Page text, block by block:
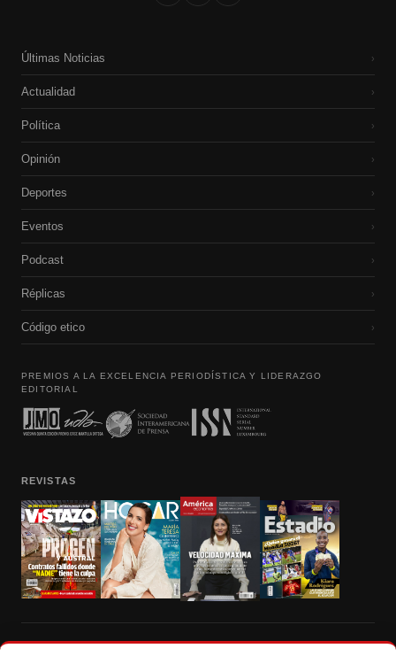
Últimas Noticias ›
Actualidad ›
Política ›
Opinión ›
Deportes ›
Eventos ›
Podcast ›
Réplicas ›
Código etico ›
PREMIOS A LA EXCELENCIA PERIODÍSTICA Y LIDERAZGO
EDITORIAL
REVISTAS